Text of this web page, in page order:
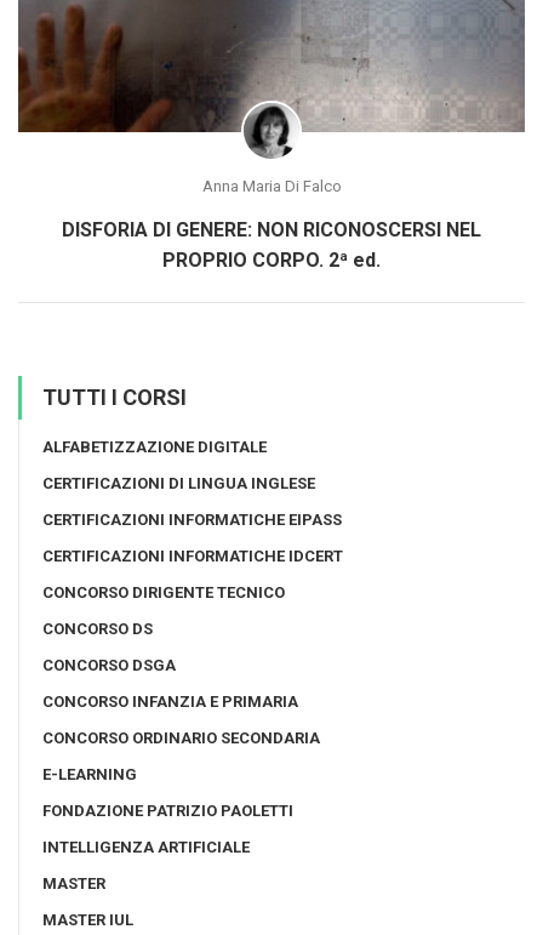
Anna Maria Di Falco
DISFORIA DI GENERE: NON RICONOSCERSI NEL
PROPRIO CORPO. 2ª ed.
TUTTI I CORSI
ALFABETIZZAZIONE DIGITALE
CERTIFICAZIONI DI LINGUA INGLESE
CERTIFICAZIONI INFORMATICHE EIPASS
CERTIFICAZIONI INFORMATICHE IDCERT
CONCORSO DIRIGENTE TECNICO
CONCORSO DS
CONCORSO DSGA
CONCORSO INFANZIA E PRIMARIA
CONCORSO ORDINARIO SECONDARIA
E-LEARNING
FONDAZIONE PATRIZIO PAOLETTI
INTELLIGENZA ARTIFICIALE
MASTER
MASTER IUL